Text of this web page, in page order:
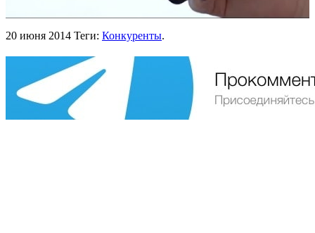
20 июня 2014 Теги: Конкуренты.